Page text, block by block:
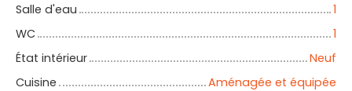
Salle d'eau
1
WC
1
État intérieur
Neuf
Cuisine
Aménagée et équipée